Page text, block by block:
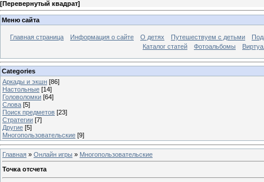
[Перевернутый квадрат]
Меню сайта
Главная страница Информация о сайте О детях Путешествуем с детьми
Каталог статей
Фотоальбомы
Categories
Аркады и экшн [86]
Настольные [14]
Головоломки [64]
Слова [5]
Поиск предметов [23]
Стратегии [7]
Другие [5]
Многопользовательские [9]
Главная » Онлайн игры » Многопользовательские
Точка отсчета